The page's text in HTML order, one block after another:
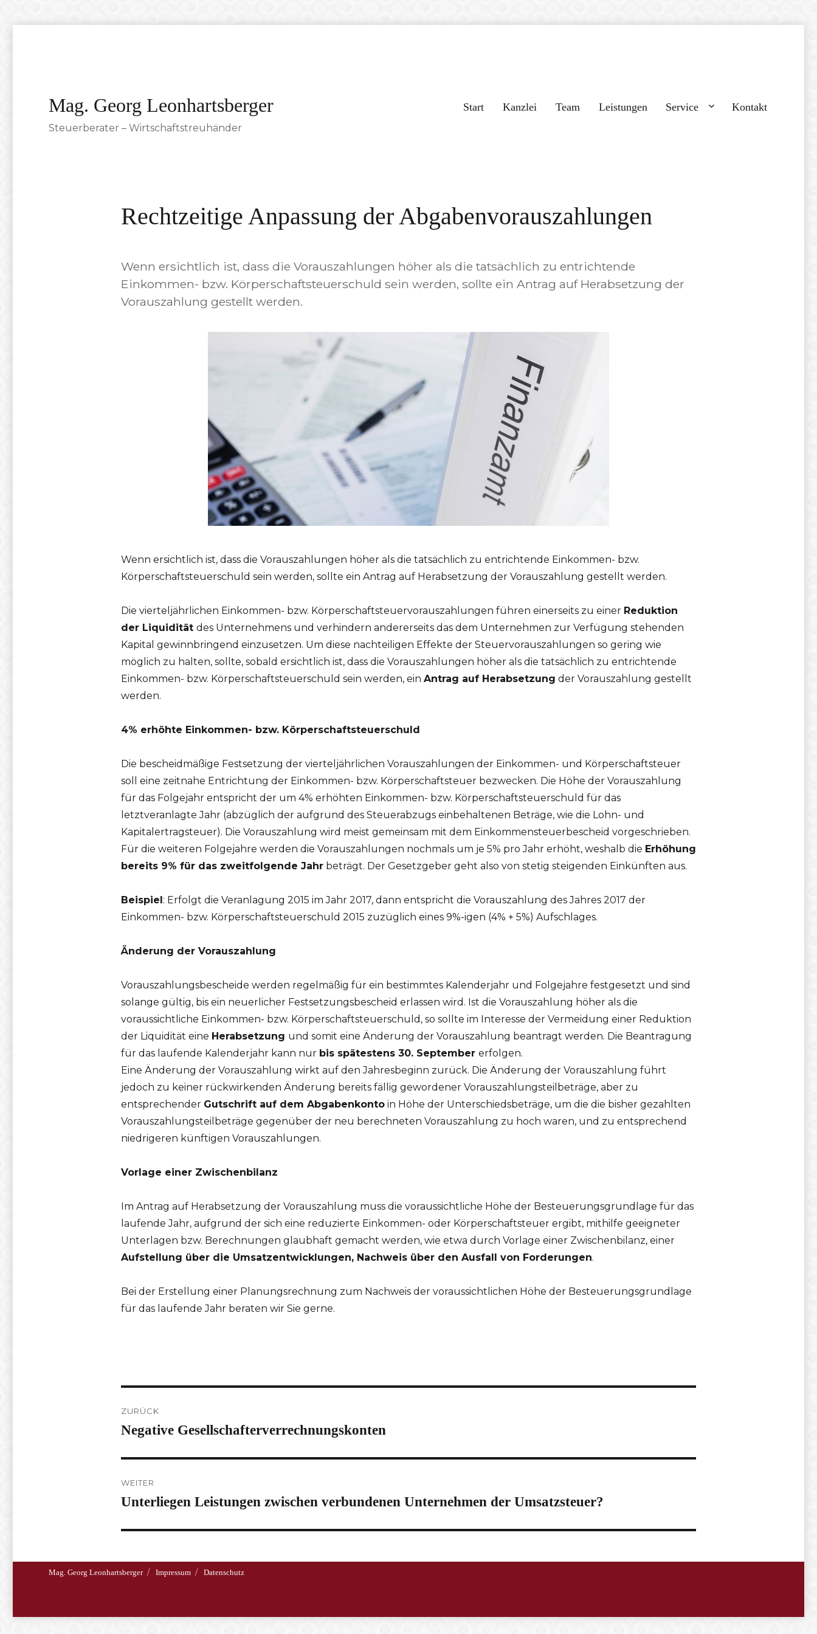
Mag. Georg Leonhartsberger
Steuerberater – Wirtschaftstreuhänder
Start Kanzlei Team Leistungen Service Kontakt
Rechtzeitige Anpassung der Abgabenvorauszahlungen
Wenn ersichtlich ist, dass die Vorauszahlungen höher als die tatsächlich zu entrichtende
Einkommen- bzw. Körperschaftsteuerschuld sein werden, sollte ein Antrag auf Herabsetzung der
Vorauszahlung gestellt werden.
Wenn ersichtlich ist, dass die Vorauszahlungen höher als die tatsächlich zu entrichtende Einkommen- bzw.
Körperschaftsteuerschuld sein werden, sollte ein Antrag auf Herabsetzung der Vorauszahlung gestellt werden.
Die vierteljährlichen Einkommen- bzw. Körperschaftsteuervorauszahlungen führen einerseits zu einer Reduktion
der Liquidität des Unternehmens und verhindern andererseits das dem Unternehmen zur Verfügung stehenden
Kapital gewinnbringend einzusetzen. Um diese nachteiligen Effekte der Steuervorauszahlungen so gering wie
möglich zu halten, sollte, sobald ersichtlich ist, dass die Vorauszahlungen höher als die tatsächlich zu entrichtende
Einkommen- bzw. Körperschaftsteuerschuld sein werden, ein Antrag auf Herabsetzung der Vorauszahlung gestellt
werden.
4% erhöhte Einkommen- bzw. Körperschaftsteuerschuld
Die bescheidmäßige Festsetzung der vierteljährlichen Vorauszahlungen der Einkommen- und Körperschaftsteuer
soll eine zeitnahe Entrichtung der Einkommen- bzw. Körperschaftsteuer bezwecken. Die Höhe der Vorauszahlung
für das Folgejahr entspricht der um 4% erhöhten Einkommen- bzw. Körperschaftsteuerschuld für das
letztveranlagte Jahr (abzüglich der aufgrund des Steuerabzugs einbehaltenen Beträge, wie die Lohn- und
Kapitalertragsteuer). Die Vorauszahlung wird meist gemeinsam mit dem Einkommensteuerbescheid vorgeschrieben.
Für die weiteren Folgejahre werden die Vorauszahlungen nochmals um je 5% pro Jahr erhöht, weshalb die Erhöhung
bereits 9% für das zweitfolgende Jahrbeträgt. Der Gesetzgeber geht also von stetig steigenden Einkünften aus.
Beispiel: Erfolgt die Veranlagung 2015 im Jahr 2017, dann entspricht die Vorauszahlung des Jahres 2017 der
Einkommen- bzw. Körperschaftsteuerschuld 2015 zuzüglich eines 9%-igen (4% + 5%) Aufschlages.
Änderung der Vorauszahlung
Vorauszahlungsbescheide werden regelmäßig für ein bestimmtes Kalenderjahr und Folgejahre festgesetzt und sind
solange gültig, bis ein neuerlicher Festsetzungsbescheid erlassen wird. Ist die Vorauszahlung höher als die
voraussichtliche Einkommen- bzw. Körperschaftsteuerschuld, so sollte im Interesse der Vermeidung einer Reduktion
der Liquidität eine Herabsetzung und somit eine Änderung der Vorauszahlung beantragt werden. Die Beantragung
für das laufende Kalenderjahr kann nur bis spätestens 30. September erfolgen.
Eine Änderung der Vorauszahlung wirkt auf den Jahresbeginn zurück. Die Änderung der Vorauszahlung führt
jedoch zu keiner rückwirkenden Änderung bereits fällig gewordener Vorauszahlungsteilbeträge, aber zu
entsprechender Gutschrift auf dem Abgabenkontoin Höhe der Unterschiedsbeträge, um die die bisher gezahlten
Vorauszahlungsteilbeträge gegenüber der neu berechneten Vorauszahlung zu hoch waren, und zu entsprechend
niedrigeren künftigen Vorauszahlungen.
Vorlage einer Zwischenbilanz
Im Antrag auf Herabsetzung der Vorauszahlung muss die voraussichtliche Höhe der Besteuerungsgrundlage für das
laufende Jahr, aufgrund der sich eine reduzierte Einkommen- oder Körperschaftsteuer ergibt, mithilfe geeigneter
Unterlagen bzw. Berechnungen glaubhaft gemacht werden, wie etwa durch Vorlage einer Zwischenbilanz, einer
Aufstellung über die Umsatzentwicklungen, Nachweis über den Ausfall von Forderungen.
Bei der Erstellung einer Planungsrechnung zum Nachweis der voraussichtlichen Höhe der Besteuerungsgrundlage
für das laufende Jahr beraten wir Sie gerne.
ZURÜCK
Vorheriger
Negative Gesellschafterverrechnungskonten
WEITER
Nächster
Unterliegen Leistungen zwischen verbundenen Unternehmen der Umsatzsteuer?
Mag. Georg Leonhartsberger Impressum Datenschutz